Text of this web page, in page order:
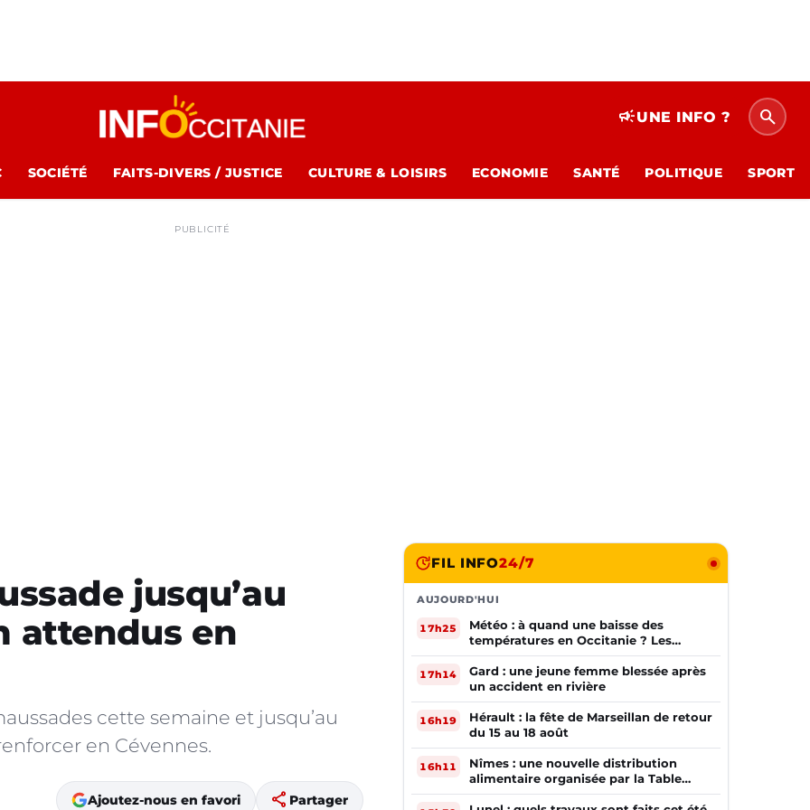
campaignUNE INFO ? search
SOCIÉTÉ FAITS-DIVERS / JUSTICE CULTURE & LOISIRS ECONOMIE SANTÉ POLITIQUE SPORT
PUBLICITÉ
jusqu’au
attendus en
cette semaine et jusqu’au
en Cévennes.
Ajoutez-nous en favori share Partager
FIL INFO24/7
AUJOURD'HUI
17h25
Météo : à quand une baisse des
températures en Occitanie ? Les
prévisions
17h14
Gard : une jeune femme blessée après
un accident en rivière
16h19
Hérault : la fête de Marseillan de retour
du 15 au 18 août
16h11
Nîmes : une nouvelle distribution
alimentaire organisée par la Table
Ouverte